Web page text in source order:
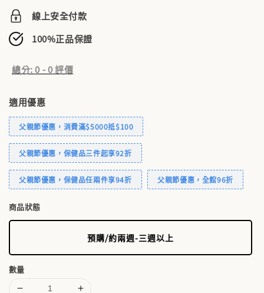
線上安全付款
100%正品保證
總分:0 -0評價
適用優惠
父親節優惠，消費滿$5000抵$100
父親節優惠，保健品三件起享92折
父親節優惠，保健品任兩件享94折 父親節優惠，全館96折
商品狀態
預購/約兩週-三週以上
數量